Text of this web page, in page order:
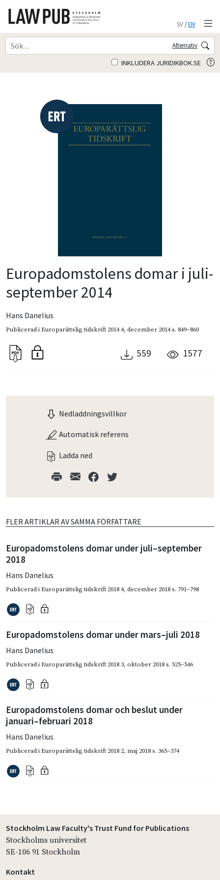
SV/EN
Alternativ
INKLUDERA JURIDIKBOK.SE
Europadomstolens domar i juli-
september 2014
Hans Danelius
Publicerad iEuroparättslig tidskrift 2014 4, december 2014s. 849–860
559 1577
Nedladdningsvillkor
Automatisk referens
Ladda ned
FLER ARTIKLAR AV SAMMA FÖRFATTARE
Europadomstolens domar under juli–september
2018
Hans Danelius
Publicerad iEuroparättslig tidskrift 2018 4, december 2018s. 791–798
Europadomstolens domar under mars–juli 2018
Hans Danelius
Publicerad iEuroparättslig tidskrift 2018 3, oktober 2018s. 525–546
Europadomstolens domar och beslut under
januari–februari 2018
Hans Danelius
Publicerad iEuroparättslig tidskrift 2018 2, maj 2018s. 365–374
Stockholm Law Faculty's Trust Fund for Publications
Stockholms universitet
SE-106 91 Stockholm
Kontakt